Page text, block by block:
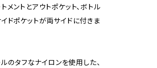
ントとアウトポケット、ボトル
ドポケットが両サイドに付きま
タフなナイロンを使用した、